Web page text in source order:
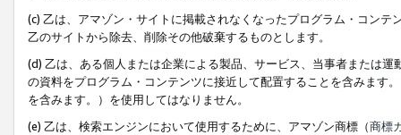
(c) 乙は、アマゾン・サイトに掲載されなくなったプログラム・コン
乙のサイトから除去、削除その他破棄するものとします。
(d) 乙は、ある個人または企業による製品、サービス、当事者または
の資料をプログラム・コンテンツに接近して配置することを含みます
を含みます。）を使用してはなりません。
(e) 乙は、検索エンジンにおいて使用するために、アマゾン商標（商標